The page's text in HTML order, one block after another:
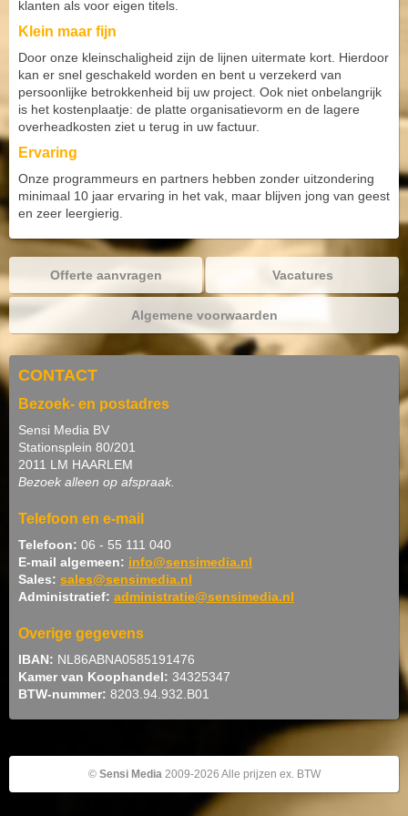
klanten als voor eigen titels.
Klein maar fijn
Door onze kleinschaligheid zijn de lijnen uitermate kort. Hierdoor
kan er snel geschakeld worden en bent u verzekerd van
persoonlijke betrokkenheid bij uw project. Ook niet onbelangrijk
is het kostenplaatje: de platte organisatievorm en de lagere
overheadkosten ziet u terug in uw factuur.
Ervaring
Onze programmeurs en partners hebben zonder uitzondering
minimaal 10 jaar ervaring in het vak, maar blijven jong van geest
en zeer leergierig.
Offerte aanvragen Vacatures
Algemene voorwaarden
CONTACT
Bezoek- en postadres
Sensi Media BV
Stationsplein 80/201
2011 LM HAARLEM
Bezoek alleen op afspraak.
Telefoon en e-mail
Telefoon: 06 - 55 111 040
E-mail algemeen: info@sensimedia.nl
Sales: sales@sensimedia.nl
Administratief: administratie@sensimedia.nl
Overige gegevens
IBAN: NL86ABNA0585191476
Kamer van Koophandel: 34325347
BTW-nummer: 8203.94.932.B01
© Sensi Media2009-2026 Alle prijzen ex. BTW